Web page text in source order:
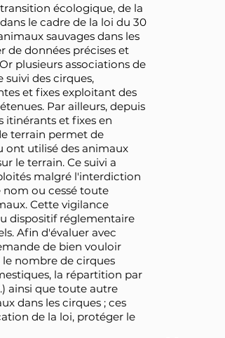
écologique, de la
le cadre de la loi du 30
sauvages dans les
de données précises et
plusieurs associations de
des cirques,
et fixes exploitant des
Par ailleurs, depuis
itinérants et fixes en
terrain permet de
ont utilisé des animaux
le terrain. Ce suivi a
malgré l'interdiction
nom ou cessé toute
Cette vigilance
dispositif réglementaire
Afin d'évaluer avec
de bien vouloir
nombre de cirques
la répartition par
ainsi que toute autre
dans les cirques ; ces
de la loi, protéger le